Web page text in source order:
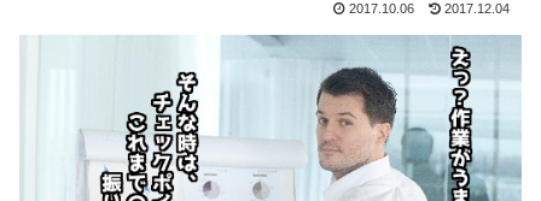
2017.10.06 2017.12.04